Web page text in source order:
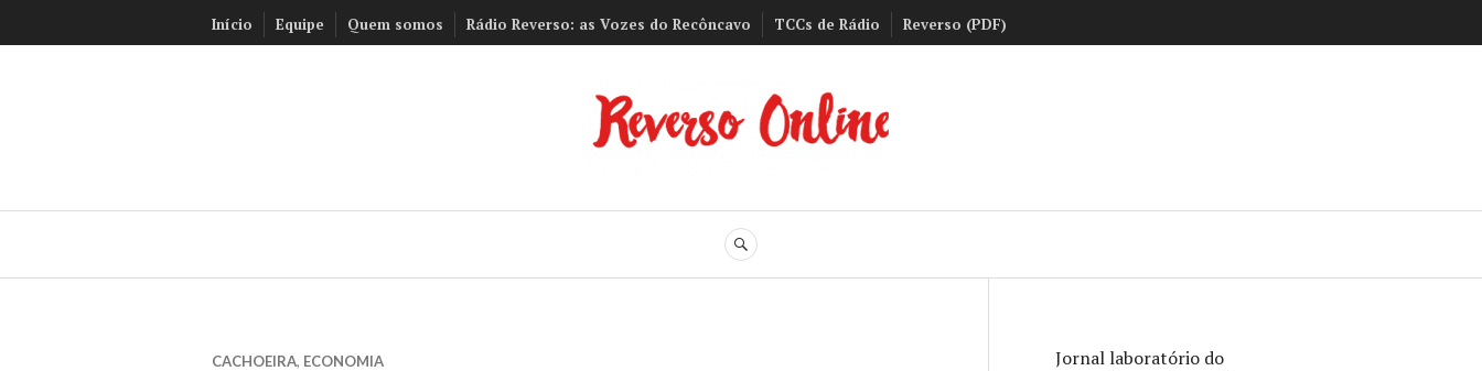
para
Início Equipe Quem somos Rádio Reverso: as Vozes do Recôncavo TCCs de Rádio Reverso (PDF)
Reverso Online
BUSCA
CACHOEIRA, ECONOMIA
Jornal laboratório do